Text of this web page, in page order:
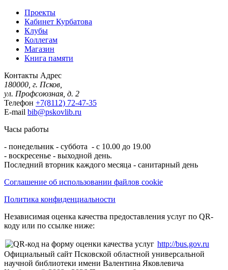
Проекты
Кабинет Курбатова
Клубы
Коллегам
Магазин
Книга памяти
Контакты Адрес
180000, г. Псков,
ул. Профсоюзная, д. 2
Телефон +7(8112) 72-47-35
E-mail bib@pskovlib.ru
Часы работы
- понедельник - суббота - с 10.00 до 19.00
- воскресенье - выходной день.
Последний вторник каждого месяца - санитарный день
Соглашение об использовании файлов cookie
Политика конфиденциальности
Независимая оценка качества предоставления услуг по QR-
коду или по ссылке ниже:
http://bus.gov.ru
Официальный сайт Псковской областной универсальной
научной библиотеки имени Валентина Яковлевича